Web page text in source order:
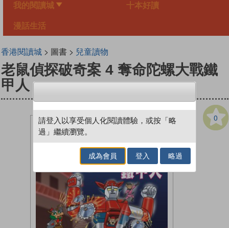
我的閱讀城 十本好讀
漫話生活
香港閱讀城> 圖書 > 兒童讀物
老鼠偵探破奇案 4 奪命陀螺大戰鐵
甲人
0
請登入以享受個人化閱讀體驗，或按「略
過」繼續瀏覽。
成為會員 登入 略過